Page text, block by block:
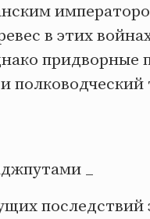
в этих
придворные
_